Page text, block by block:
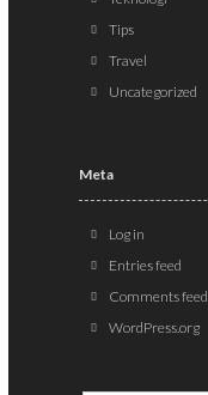
Tips
Travel
Uncategorized
Meta
Log in
Entries feed
Comments feed
WordPress.org